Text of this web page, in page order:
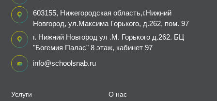
Услуги О нас
603155, Нижегородская область,г.Нижний
Новгород, ул.Максима Горького, д.262, пом. 97
г. Нижний Новгород ул .М. Горького д.262. БЦ
"Богемия Палас" 8 этаж, кабинет 97
info@schoolsnab.ru